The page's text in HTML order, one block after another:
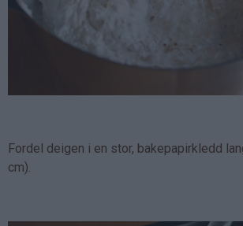
Fordel deigen i en stor, bakepapirkledd
cm).